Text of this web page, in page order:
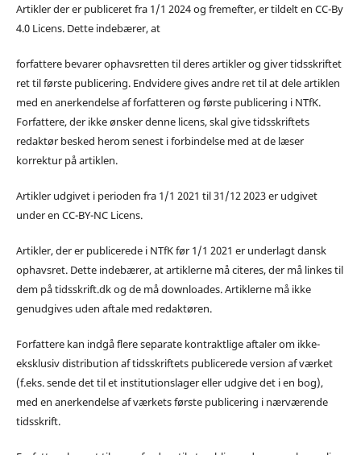
Artikler der er publiceret fra 1/1 2024 og fremefter, er tildelt en CC-By
4.0 Licens. Dette indebærer, at
forfattere bevarer ophavsretten til deres artikler og giver tidsskriftet
ret til første publicering. Endvidere gives andre ret til at dele artiklen
med en anerkendelse af forfatteren og første publicering i NTfK.
Forfattere, der ikke ønsker denne licens, skal give tidsskriftets
redaktør besked herom senest i forbindelse med at de læser
korrektur på artiklen.
Artikler udgivet i perioden fra 1/1 2021 til 31/12 2023 er udgivet
under en CC-BY-NC Licens.
Artikler, der er publicerede i NTfK før 1/1 2021 er underlagt dansk
ophavsret. Dette indebærer, at artiklerne må citeres, der må linkes til
dem på tidsskrift.dk og de må downloades. Artiklerne må ikke
genudgives uden aftale med redaktøren.
Forfattere kan indgå flere separate kontraktlige aftaler om ikke-
eksklusiv distribution af tidsskriftets publicerede version af værket
(f.eks. sende det til et institutionslager eller udgive det i en bog),
med en anerkendelse af værkets første publicering i nærværende
tidsskrift.